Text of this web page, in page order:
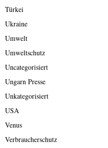
Türkei
Ukraine
Umwelt
Umweltschutz
Uncategorisiert
Ungarn Presse
Unkategorisiert
USA
Venus
Verbraucherschutz